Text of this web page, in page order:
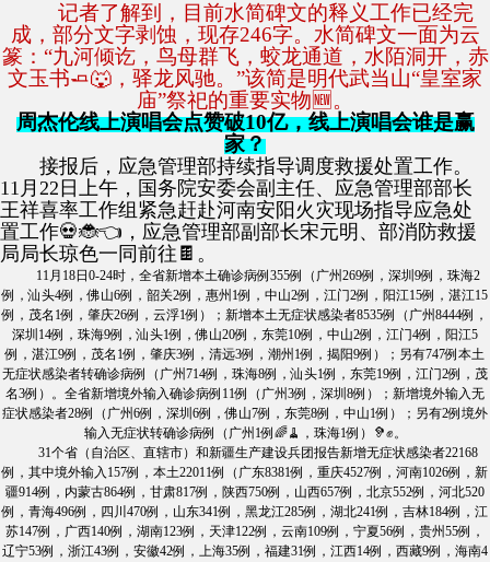
记者了解到，目前水简碑文的释义工作已经完
成，部分文字剥蚀，现存246字。水简碑文一面为云
篆：“九河倾讫，鸟母群飞，蛟龙通道，水陌洞开，赤
文玉书🧈🐺，驿龙风驰。”该简是明代武当山“皇室家
庙”祭祀的重要实物🆕。
周杰伦线上演唱会点赞破10亿，线上演唱会谁是赢
家？
接报后，应急管理部持续指导调度救援处置工作。
11月22日上午，国务院安委会副主任、应急管理部部长
王祥喜率工作组紧急赶赴河南安阳火灾现场指导应急处
置工作💀🐞👈，应急管理部副部长宋元明、部消防救援
局局长琼色一同前往🍫。
11月18日0-24时，全省新增本土确诊病例355例（广州269例，深圳9例，珠海2
例，汕头4例，佛山6例，韶关2例，惠州1例，中山2例，江门2例，阳江15例，湛江15
例，茂名1例，肇庆26例，云浮1例）；新增本土无症状感染者8535例（广州8444例，
深圳14例，珠海9例，汕头1例，佛山20例，东莞10例，中山2例，江门4例，阳江5
例，湛江9例，茂名1例，肇庆3例，清远3例，潮州1例，揭阳9例）；另有747例本土
无症状感染者转确诊病例（广州714例，珠海8例，汕头1例，东莞19例，江门2例，茂
名3例）。全省新增境外输入确诊病例11例（广州3例，深圳8例）；新增境外输入无
症状感染者28例（广州6例，深圳6例，佛山7例，东莞8例，中山1例）；另有2例境外
输入无症状转确诊病例（广州1例🌈🧹，珠海1例）🦻✊。
31个省（自治区、直辖市）和新疆生产建设兵团报告新增无症状感染者22168
例，其中境外输入157例，本土22011例（广东8381例，重庆4527例，河南1026例，新
疆914例，内蒙古864例，甘肃817例，陕西750例，山西657例，北京552例，河北520
例，青海496例，四川470例，山东341例，黑龙江285例，湖北241例，吉林184例，江
苏147例，广西140例，湖南123例，天津122例，云南109例，宁夏56例，贵州55例，
辽宁53例，浙江43例，安徽42例，上海35例，福建31例，江西14例，西藏9例，海南4